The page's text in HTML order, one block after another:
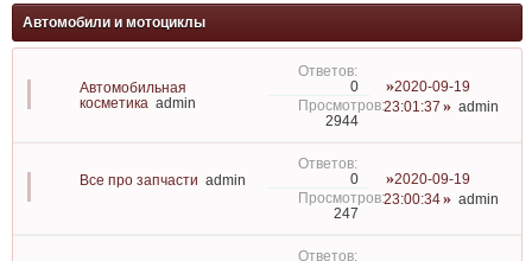
Автомобили и мотоциклы
Автомобильная
косметика admin
0
2944
2020-09-19
23:01:37
admin
Все про запчасти admin 0
247
2020-09-19
23:00:34
admin